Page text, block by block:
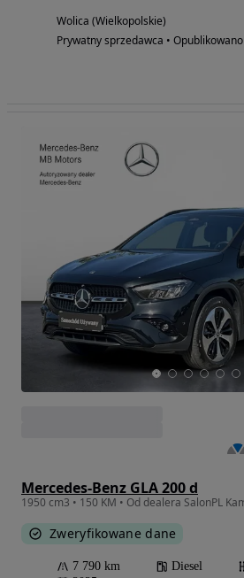
Wolica (Wielkopolskie)
Prywatny sprzedawca • Opublikowano
Mercedes-Benz GLA 200 d
Zweryfikowane dane
7 790 km Diesel